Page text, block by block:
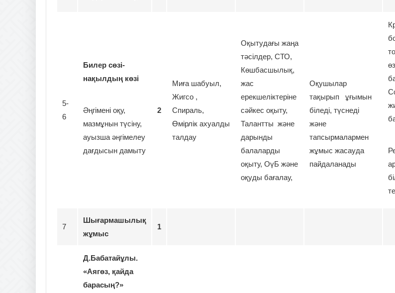
5-
6
Билер сөзі-
нақылдың көзі
Әңгімені оқу,
мазмұнын түсіну,
ауызша әңгімелеу
дағдысын дамыту
2
Миға шабуыл,
Жигсо ,
Спираль,
Өмірлік ахуалды
талдау
Оқытудағы жаңа
тәсілдер, СТО,
Көшбасшылық,
жас
ерекшеліктеріне
сәйкес оқыту,
Талантты және
дарынды
балаларды
оқыту, ОүБ және
оқуды бағалау,
Оқушылар
тақырып ұғымын
біледі, түснеді
және
тапсырмалармен
жұмыс жасауда
пайдаланады
7
Шығармашылық
жұмыс
1
Д.Бабатайұлы.
«Аягөз, қайда
барасың?»